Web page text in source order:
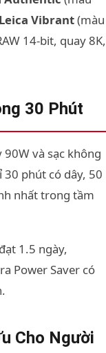
Leica Vibrant(màu
14-bit, quay 8K,
30 Phút
và sạc không
30 phút có dây, 50
nhất trong tầm
1.5 ngày,
Power Saver có
Cho Người